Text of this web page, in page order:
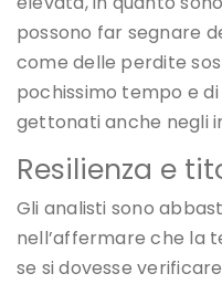
possono far segnare
come delle perdite
pochissimo tempo e
gettonati anche negli
Resilienza e
Gli analisti sono
nell’affermare che la
se si dovesse